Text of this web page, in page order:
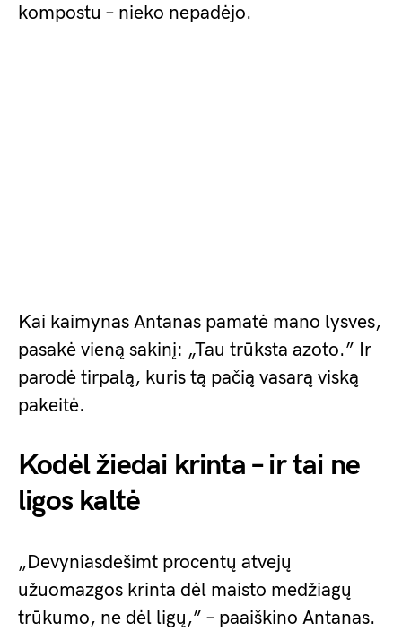
kompostu – nieko nepadėjo.
Kai kaimynas Antanas pamatė mano lysves,
pasakė vieną sakinį: „Tau trūksta azoto.” Ir
parodė tirpalą, kuris tą pačią vasarą viską
pakeitė.
Kodėl žiedai krinta – ir tai ne
ligos kaltė
„Devyniasdešimt procentų atvejų
užuomazgos krinta dėl maisto medžiagų
trūkumo, ne dėl ligų,” – paaiškino Antanas.